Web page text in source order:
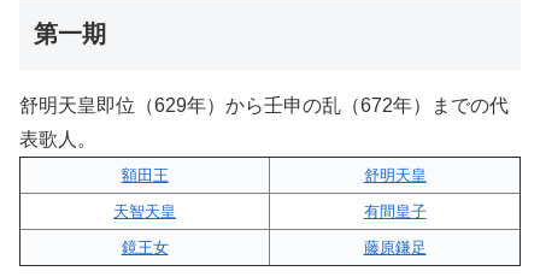
第一期
舒明天皇即位（629年）から壬申の乱（672年）までの代
表歌人。
額田王
舒明天皇
天智天皇
有間皇子
鏡王女
藤原鎌足